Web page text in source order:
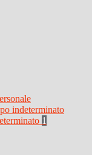
indeterminato
1